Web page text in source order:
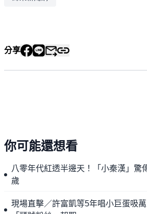
分享
你可能還想看
八零年代紅透半邊天！「小秦漢」驚
歲
現場直擊／許富凱等5年唱小巨蛋吸